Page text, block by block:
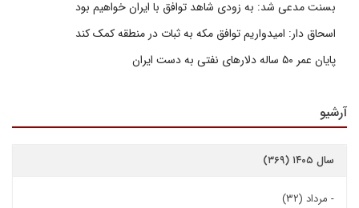
بسنت مدعی شد: به زودی شاهد توافق با ایران خواهیم بود
اسحاق دار: امیدواریم توافق مکه به ثبات در منطقه کمک کند
پایان عمر ۵۰ ساله دلارهای نفتی به دست ایران
آرشیو
سال ۱۴۰۵ (۳۶۹)
- مرداد (۳۲)